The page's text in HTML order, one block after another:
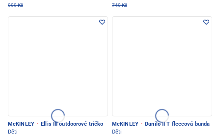
999 Kč 749 Kč
McKINLEY · Ellis III outdoorové tričko
Děti
McKINLEY · Danilo II T fleecová bunda
Děti